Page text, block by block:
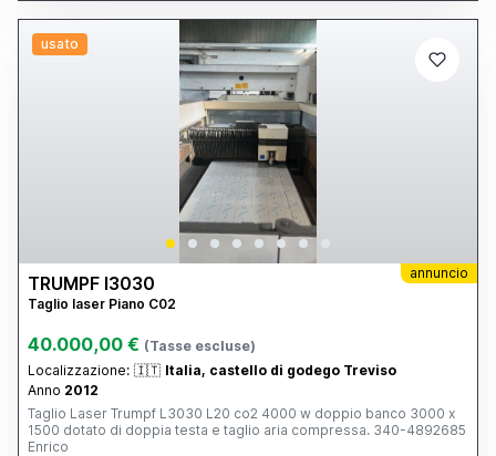
usato
annuncio
TRUMPF l3030
Taglio laser Piano C02
40.000,00 € (Tasse escluse)
Localizzazione: 🇮🇹 Italia, castello di godego Treviso
Anno 2012
Taglio Laser Trumpf L3030 L20 co2 4000 w doppio banco 3000 x
1500 dotato di doppia testa e taglio aria compressa. 340-4892685
Enrico